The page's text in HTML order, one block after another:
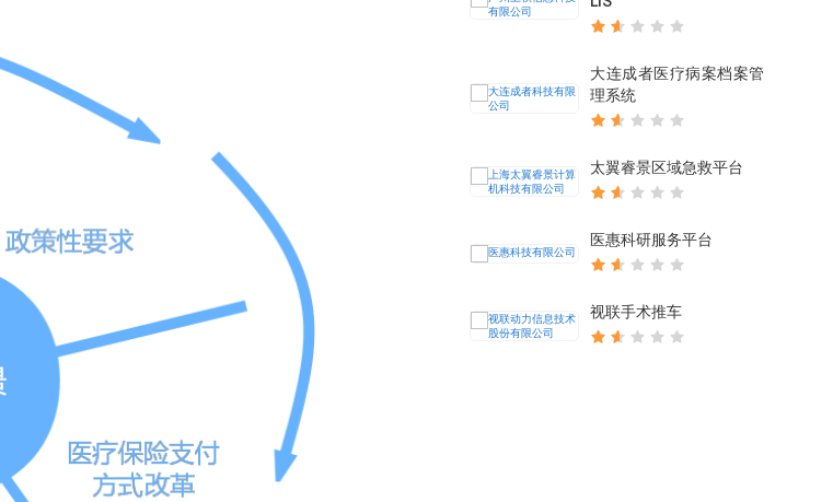
大连成者医疗病案档案管
理系统
太翼睿景区域急救平台
医惠科研服务平台
视联手术推车